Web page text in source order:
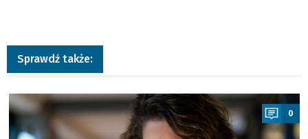
Sprawdź także:
a
0